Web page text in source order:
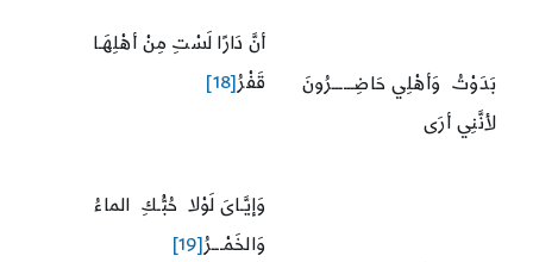
بَدَوْتُ وَأهْلِي حَاضِــــــرُونَ
لأنَّنِي أرَى
أنَّ دَارًا لَسْتِ مِنْ أهْلِهَـا
قَفْرُ [18]
وَإيَّـاىَ لَوْلا حُبُّـكِ الماءُ
وَالخَمْـــرُ [19]